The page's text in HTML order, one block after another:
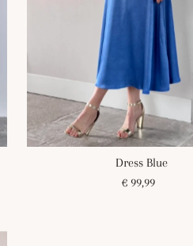
Dress Blue
Regulärer
€ 99,99